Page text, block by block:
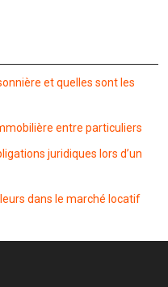
et quelles sont les
entre particuliers
juridiques lors d’un
dans le marché locatif